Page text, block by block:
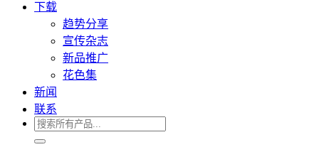
下载
趋势分享
宣传杂志
新品推广
花色集
新闻
联系